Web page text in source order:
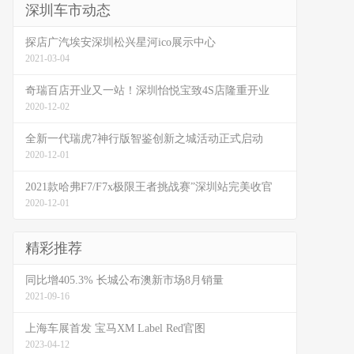
深圳车市动态
探店广汽埃安深圳松兴星河ico展示中心
2021-03-04
奇瑞百店开业又一站！深圳怡悦宝致4S店隆重开业
2020-12-02
全新一代瑞虎7神行版智鉴创新之城活动正式启动
2020-12-01
2021款哈弗F7/F7x极限王者挑战赛”深圳站完美收官
2020-12-01
精彩推荐
同比增405.3% 长城公布澳新市场8月销量
2021-09-16
上海车展首发 宝马XM Label Red官图
2023-04-12